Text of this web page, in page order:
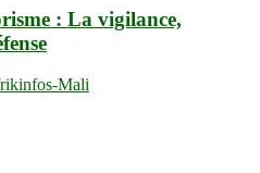
: La vigilance,
Mali